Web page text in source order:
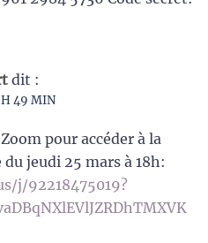
dit :
H 49 MIN
pour accéder à la
jeudi 25 mars à 18h:
j/92218475019?